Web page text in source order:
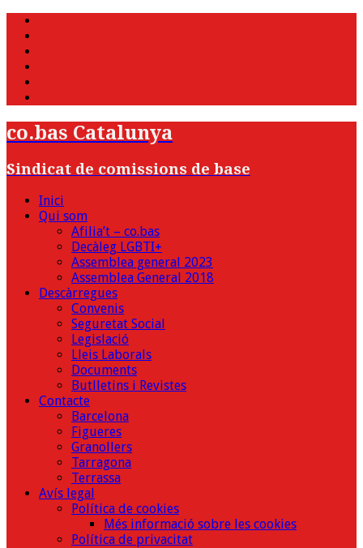
co.bas Catalunya
Sindicat de comissions de base
Inici
Qui som
Afilia’t – co.bas
Decàleg LGBTI+
Assemblea general 2023
Assemblea General 2018
Descàrregues
Convenis
Seguretat Social
Legislació
Lleis Laborals
Documents
Butlletins i Revistes
Contacte
Barcelona
Figueres
Granollers
Tarragona
Terrassa
Avís legal
Política de cookies
Més informació sobre les cookies
Política de privacitat